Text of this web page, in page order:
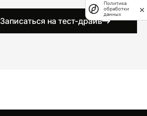
Записаться на тест-драйв
Политика
обработки
данных